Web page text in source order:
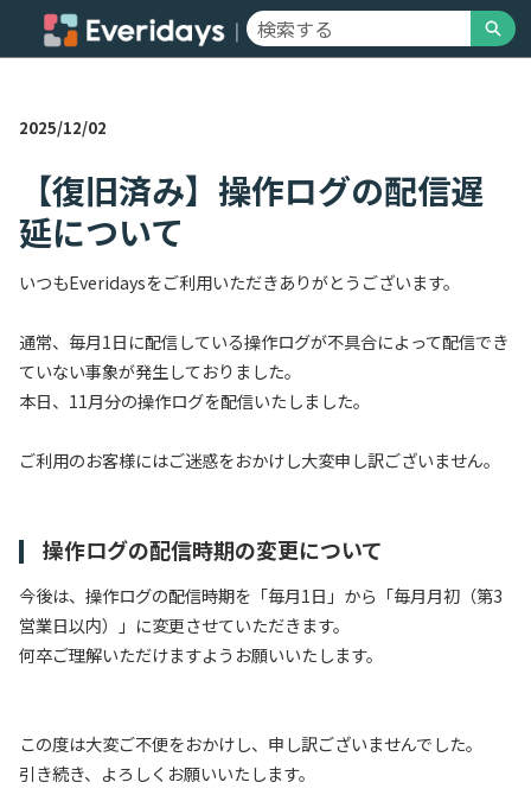
ン
テ
ス
キ
プ
Everidaysサポート V2 - ホーム
検索
2025/12/02
【復旧済み】操作ログの配信遅
延について
いつもEveridaysをご利用いただきありがとうございます。
通常、毎月1日に配信している操作ログが不具合によって配信でき
ていない事象が発生しておりました。
本日、11月分の操作ログを配信いたしました。
ご利用のお客様にはご迷惑をおかけし大変申し訳ございません。
操作ログの配信時期の変更について
今後は、操作ログの配信時期を「毎月1日」から「毎月月初（第3
営業日以内）」に変更させていただきます。
何卒ご理解いただけますようお願いいたします。
この度は大変ご不便をおかけし、申し訳ございませんでした。
引き続き、よろしくお願いいたします。